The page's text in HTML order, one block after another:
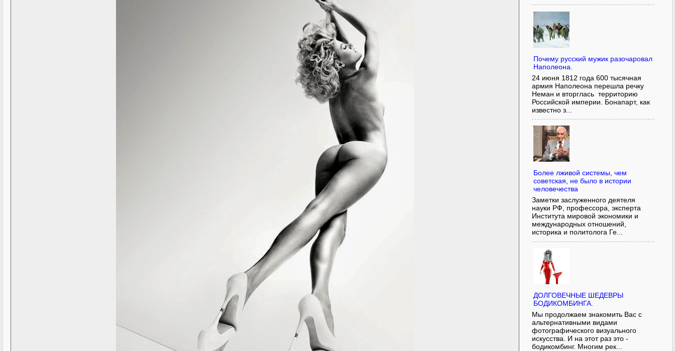
Почему русский мужик разочаровал
Наполеона.
24 июня 1812 года 600 тысячная
армия Наполеона перешла речку
Неман и вторглась территорию
Российской империи. Бонапарт, как
известно з...
Более лживой системы, чем
советская, не было в истории
человечества
Заметки заслуженного деятеля
науки РФ, профессора, эксперта
Института мировой экономики и
международных отношений,
историка и политолога Ге...
ДОЛГОВЕЧНЫЕ ШЕДЕВРЫ
БОДИКОМБИНГА.
Мы продолжаем знакомить Вас с
альтернативными видами
фотографического визуального
искусства. И на этот раз это -
бодикомбинг. Многим рек...